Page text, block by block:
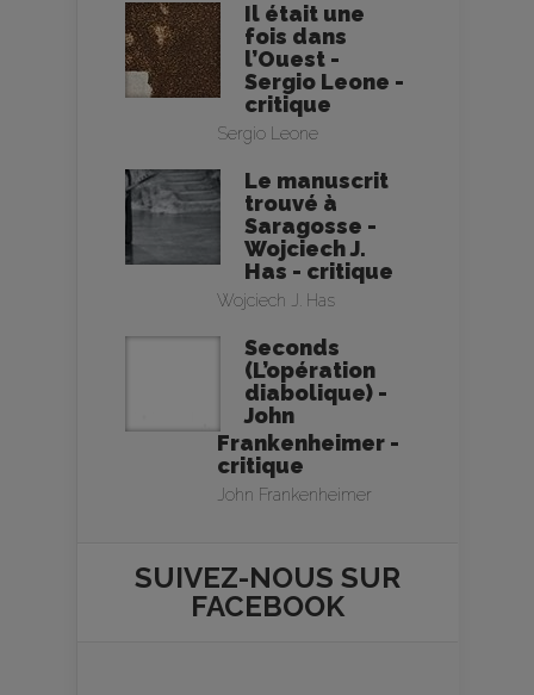
Il était une
fois dans
l’Ouest -
Sergio Leone -
critique
Sergio Leone
Le manuscrit
trouvé à
Saragosse -
Wojciech J.
Has - critique
Wojciech J. Has
Seconds
(L’opération
diabolique) -
John
Frankenheimer -
critique
John Frankenheimer
SUIVEZ-NOUS SUR
FACEBOOK